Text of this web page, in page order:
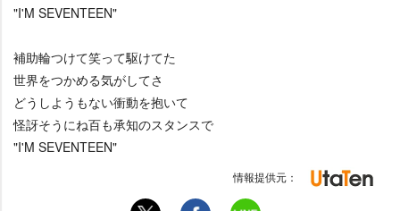
"I'M SEVENTEEN"
補助輪つけて笑って駆けてた
世界をつかめる気がしてさ
どうしようもない衝動を抱いて
怪訝そうにね百も承知のスタンスで
"I'M SEVENTEEN"
情報提供元：